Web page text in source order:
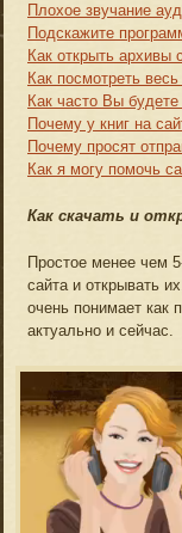
Плохое звучание
Подскажите
Как открыть архивы
Как посмотреть
Как часто Вы
Почему у книг на
Почему просят
Как я могу помочь
Как скачать и
Простое менее чем
сайта и открывать
очень понимает как
актуально и сейчас.